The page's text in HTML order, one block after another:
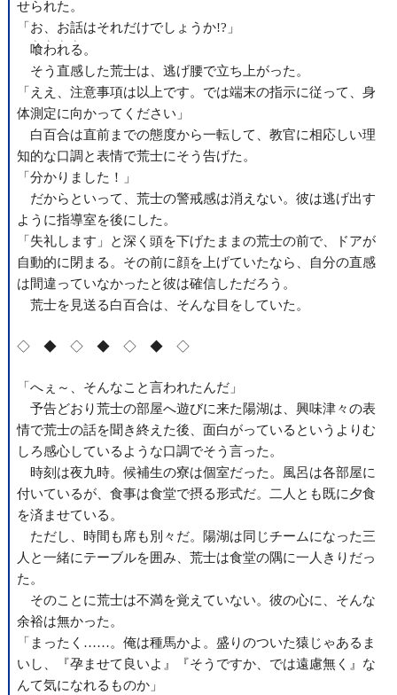
せられた。
「お、お話はそれだけでしょうか!?」
喰われる
、、、、
。
そう直感した荒士は、逃げ腰で立ち上がった。
「ええ、注意事項は以上です。では端末の指示に従って、身
体測定に向かってください」
白百合は直前までの態度から一転して、教官に相応しい理
知的な口調と表情で荒士にそう告げた。
「分かりました！」
だからといって、荒士の警戒感は消えない。彼は逃げ出す
ように指導室を後にした。
「失礼します」と深く頭を下げたままの荒士の前で、ドアが
自動的に閉まる。その前に顔を上げていたなら、自分の直感
は間違っていなかったと彼は確信しただろう。
荒士を見送る白百合は、そんな目をしていた。
◇ ◆ ◇ ◆ ◇ ◆ ◇
「へぇ～、そんなこと言われたんだ」
予告どおり荒士の部屋へ遊びに来た陽湖は、興味津々の表
情で荒士の話を聞き終えた後、面白がっているというよりむ
しろ感心しているような口調でそう言った。
時刻は夜九時。候補生の寮は個室だった。風呂は各部屋に
付いているが、食事は食堂で摂る形式だ。二人とも既に夕食
を済ませている。
ただし、時間も席も別々だ。陽湖は同じチームになった三
人と一緒にテーブルを囲み、荒士は食堂の隅に一人きりだっ
た。
そのことに荒士は不満を覚えていない。彼の心に、そんな
余裕は無かった。
「まったく……。俺は種馬かよ。盛りのついた猿じゃあるま
いし、『孕ませて良いよ』『そうですか、では遠慮無く』な
んて気になれるものか」